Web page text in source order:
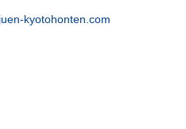
kyotohonten.com